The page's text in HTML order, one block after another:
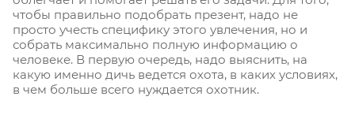
чтобы правильно подобрать презент, надо не
просто учесть специфику этого увлечения, но и
собрать максимально полную информацию о
человеке. В первую очередь, надо выяснить, на
какую именно дичь ведется охота, в каких условиях,
в чем больше всего нуждается охотник.